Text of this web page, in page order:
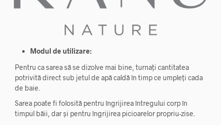
Modul de utilizare:
Pentru ca sarea să se dizolve mai bine, turnați cantitatea
potrivită direct sub jetul de apă caldă în timp ce umpleți cada
de baie.
Sarea poate fi folosită pentru îngrijirea întregului corp în
timpul băii, dar și pentru îngrijirea picioarelor propriu-zise.